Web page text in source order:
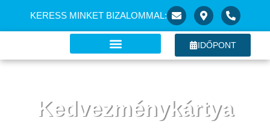
KERESS MINKET BIZALOMMAL:
IDŐPONT
Kedvezménykártya